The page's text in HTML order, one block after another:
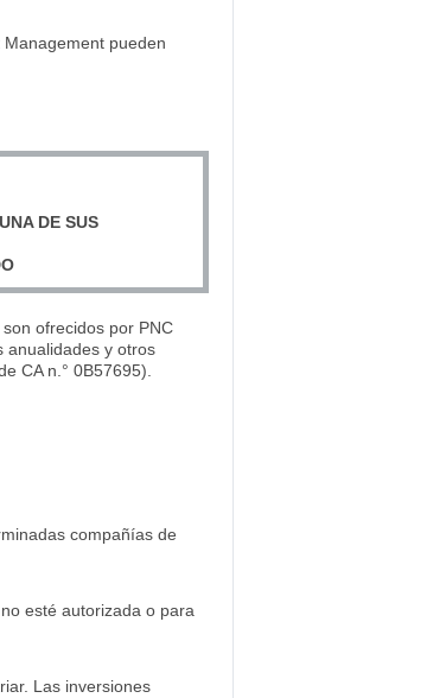
pueden
DE SUS
ofrecidos por PNC
anualidades y otros
CA n.° 0B57695).
compañías de
esté autorizada o para
Las inversiones